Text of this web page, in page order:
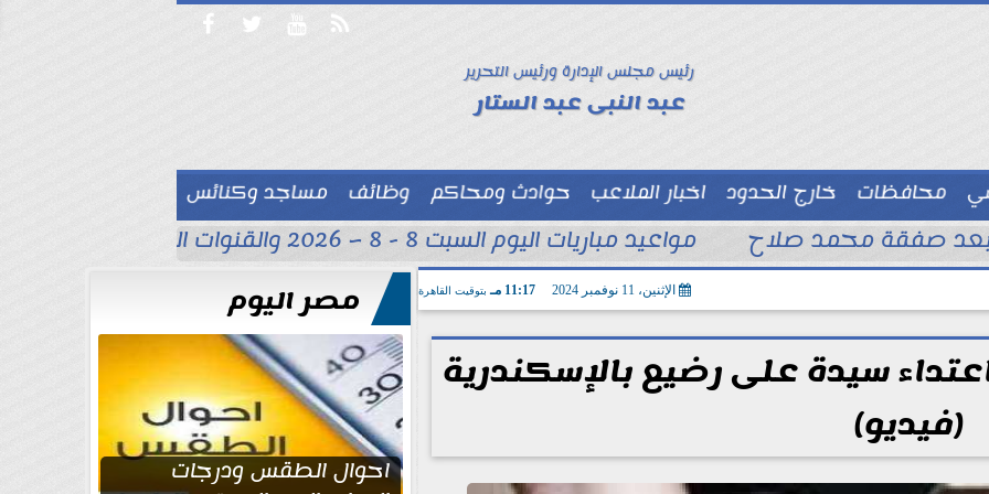
   
رئيس مجلس الإدارة ورئيس التحرير
عبد النبى عبد الستار
محافظات خارج الحدود اخبار الملاعب حوادث ومحاكم وظائف
مساجد وكنائس
توك شو  بعد صفقة محمد صلاح مواعيد مباريات اليوم السبت 8 - 8 – 2026 والقنوات الناقلة
الإثنين، 11 نوفمبر 2024 11:17 مـ بتوقيت القاهرة
سيدة على رضيع بالإسكندرية
(فيديو)
مصر اليوم
احوال الطقس ودرجات